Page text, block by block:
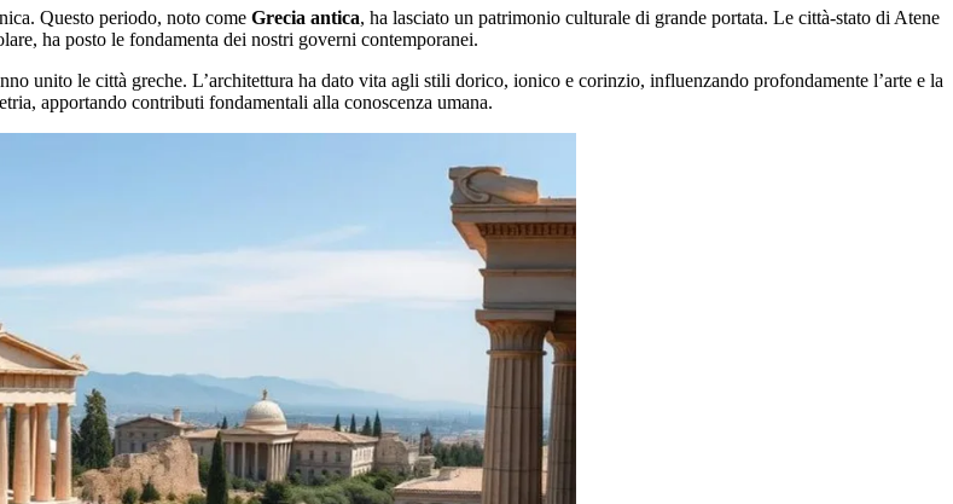
Questo periodo, noto come Grecia antica, ha lasciato un patrimonio culturale di grande portata. Le città-stato di Atene
ha posto le fondamenta dei nostri governi contemporanei.
unito le città greche. L’architettura ha dato vita agli stili dorico, ionico e corinzio, influenzando profondamente l’arte e la
apportando contributi fondamentali alla conoscenza umana.